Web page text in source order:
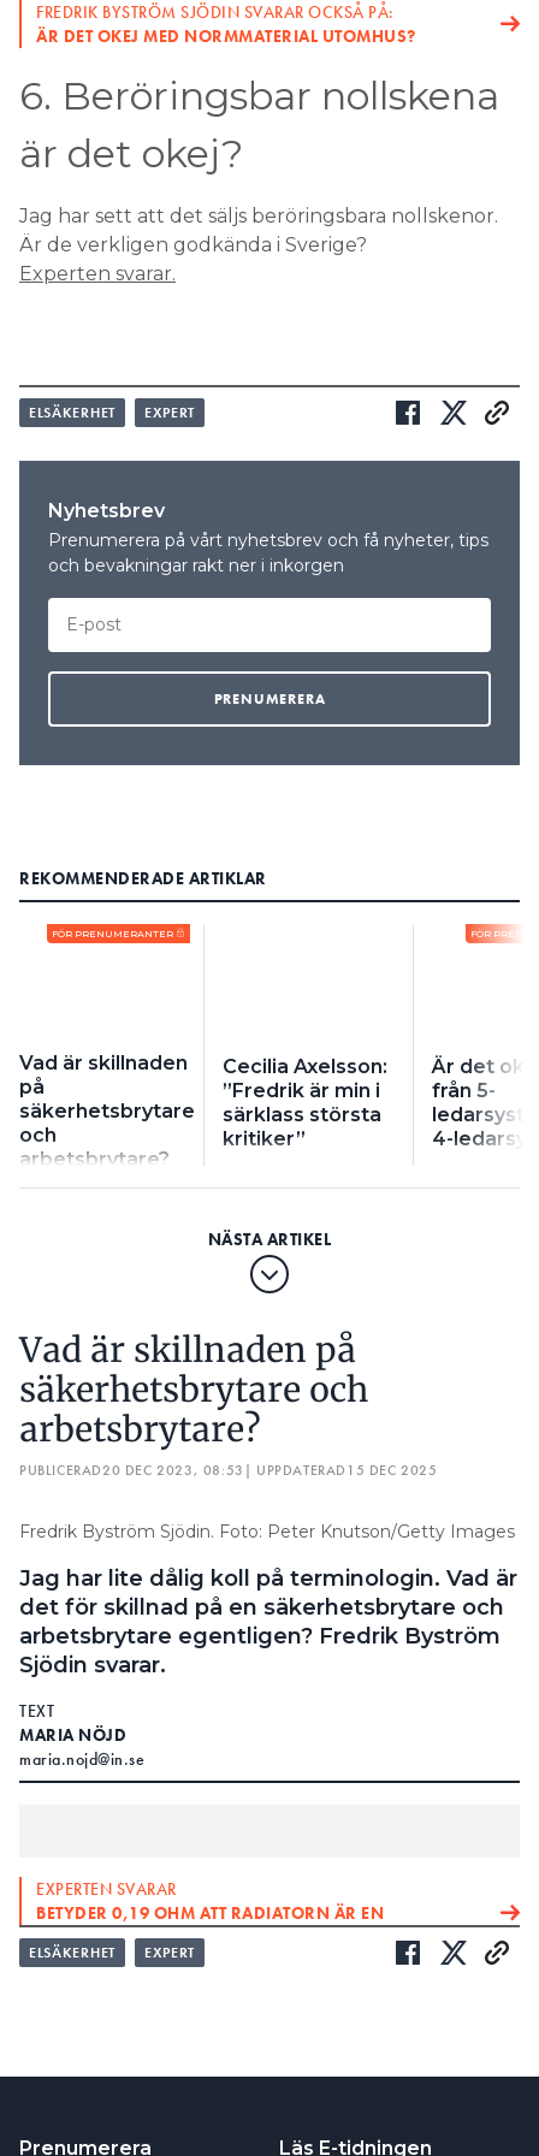
FREDRIK BYSTRÖM SJÖDIN SVARAR OCKSÅ PÅ:
ÄR DET OKEJ MED NORMMATERIAL UTOMHUS?
6. Beröringsbar nollskena
är det okej?
Jag har sett att det säljs beröringsbara nollskenor.
Är de verkligen godkända i Sverige?
Experten svarar.
ELSÄKERHET EXPERT
Nyhetsbrev
Prenumerera på vårt nyhetsbrev och få nyheter, tips
och bevakningar rakt ner i inkorgen
REKOMMENDERADE ARTIKLAR
FÖR PRENUMERANTER
Vad är skillnaden
på
säkerhetsbrytare
och
arbetsbrytare?
Cecilia Axelsson:
”Fredrik är min i
särklass största
kritiker”
FÖR
Är det
från 5-
4-
Vad är skillnaden på
säkerhetsbrytare och
arbetsbrytare?
PUBLICERAD20 DEC 2023, 08:53 | UPPDATERAD 15 DEC 2025
Fredrik Byström Sjödin. Foto: Peter Knutson/Getty Images
Jag har lite dålig koll på terminologin. Vad är
det för skillnad på en säkerhetsbrytare och
arbetsbrytare egentligen? Fredrik Byström
Sjödin svarar.
TEXT
MARIA NÖJD
maria.nojd@in.se
EXPERTEN SVARAR
BETYDER 0,19 OHM ATT RADIATORN ÄR EN
FRÄMMANDE LEDANDE DEL?
arbetsbrytare?
ELSÄKERHET EXPERT
Prenumerera Läs E-tidningen